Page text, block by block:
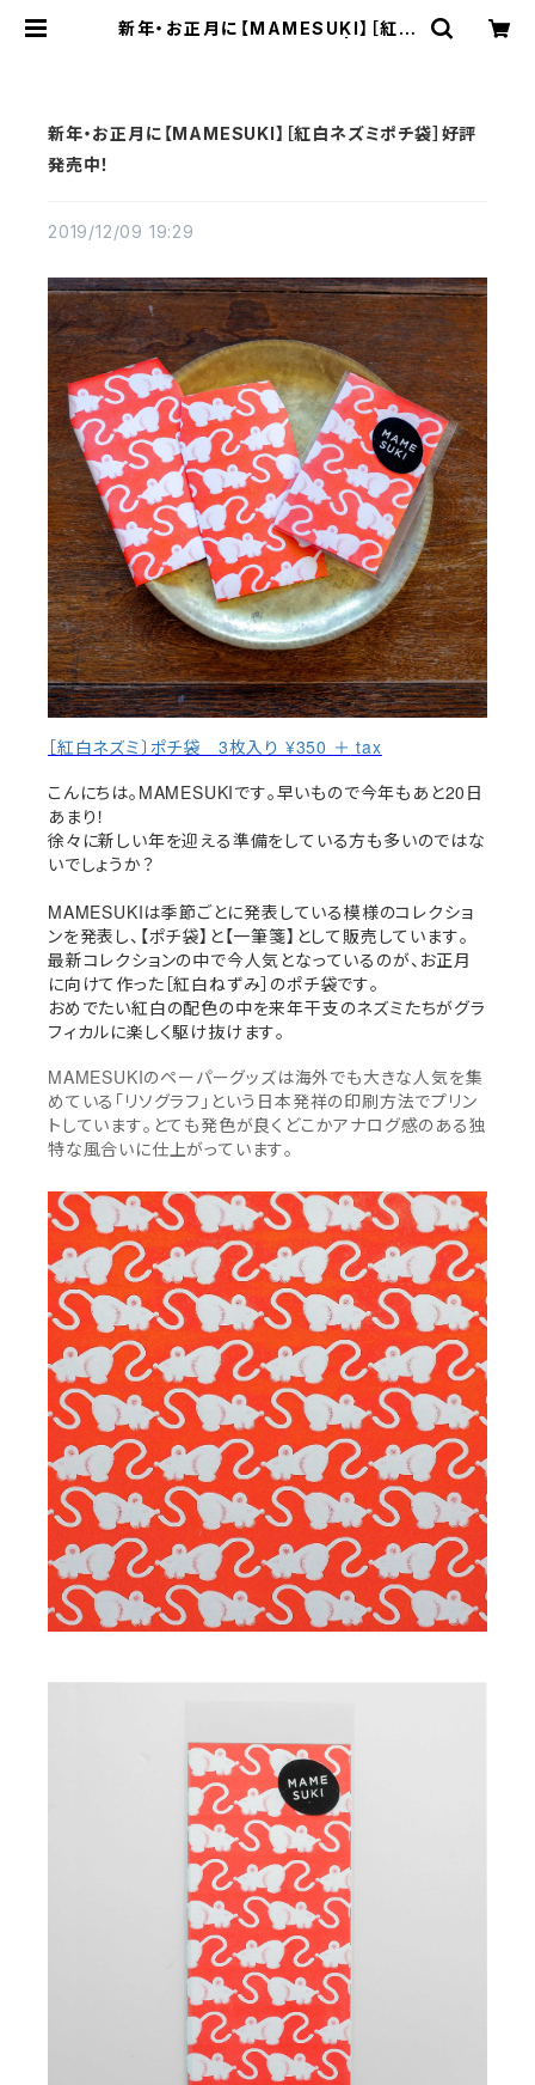
新年・お正月に【MAMESUKI】［紅白
新年・お正月に【MAMESUKI】［紅白ネズミポチ袋］好評
発売中！
2019/12/09 19:29
［紅白ネズミ〕ポチ袋 3枚入り ¥350 ＋ tax
こんにちは。 MAMESUKIです。早いもので今年もあと20 日
あまり！
徐々に新しい年を迎える準備をしている方も多いのではな
いでしょうか？
MAMESUKIは季節ごとに発表している模様のコレクショ
ンを発表し、【ポチ袋】と【一筆箋】として販売しています。
最新コレクションの中で今人気となっているのが、お正月
に向けて作った［紅白ねずみ］のポチ袋です。
おめでたい紅白の配色の中を来年干支のネズミたちがグラ
フィカルに楽しく駆け抜けます。
MAMESUKIのペーパーグッズは海外でも大きな人気を集
めている「リソグラフ」という日本発祥の印刷方法でプリン
トしています。とても発色が良くどこかアナログ感のある独
特な風合いに仕上がっています。